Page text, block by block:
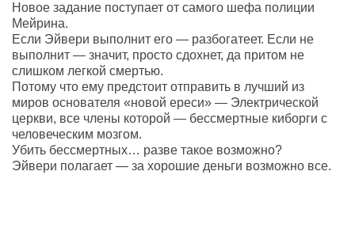
Новое задание поступает от самого шефа полиции
Мейрина.
Если Эйвери выполнит его — разбогатеет. Если не
выполнит — значит, просто сдохнет, да притом не
слишком легкой смертью.
Потому что ему предстоит отправить в лучший из
миров основателя «новой ереси» — Электрической
церкви, все члены которой — бессмертные киборги с
человеческим мозгом.
Убить бессмертных… разве такое возможно?
Эйвери полагает — за хорошие деньги возможно все.